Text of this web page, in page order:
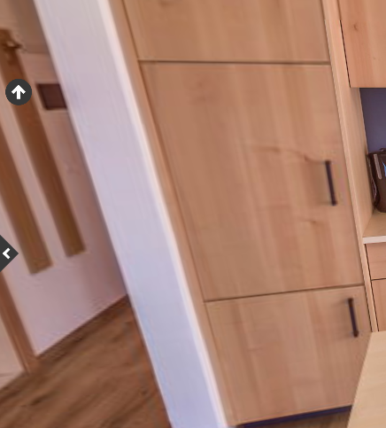
Camera da letto
Badezimmer
Bagno
Terrasse
Terrazza
Terrasse
Terrazza
Ferienwohnung "DREI"
Appartamento "DREI"
Schlafzimmer
Camera da letto
Badezimmer
Balkon
Balcone
Eingangsbereich
Ingresso
Ferienwohnung "VIER"